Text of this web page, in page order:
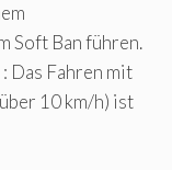
Soft Ban führen.
: Das Fahren mit
10 km/h) ist